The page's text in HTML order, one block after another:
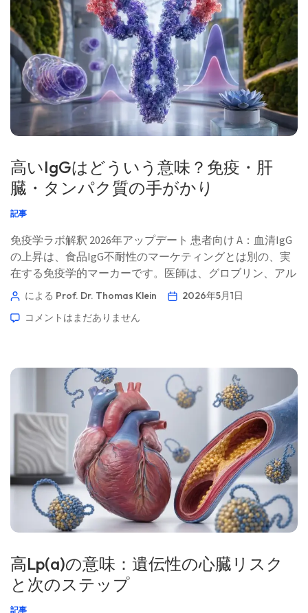
Hans Weber 教授の寄稿およびSarah Mitchell, MD, PhD（サ
ラ・ミッチェル博士）による医学的レビューを含みます。
主要著者 Thomas Klein, MD Kantesti AI 最高医療責任者
Thomas Klein博士は、 […]
高いIgGはどういう意味？免疫・肝
臓・タンパク質の手がかり
記事
免疫学ラボ解釈 2026年アップデート 患者向け A：血清IgG
の上昇は、食品IgG不耐性のマーケティングとは別の、実
在する免疫学的マーカーです。医師は、グロブリン、アル
ブミン、肝酵素、炎症マーカー、そして血清蛋白電気泳動
開：2026年5月1日 🩺 医学的レビュー：2026年5月1日 ✅
MD（医師）による指導のもとで執筆されました。Prof. Dr.
Hans Weberの寄稿およびSarah Mitchell, MD, PhDによる医
学的レビューを含みます。筆頭著者 Thomas Klein, MD 最
高医療責任者、Kantesti AI Thomas Kleinは、認定医（ボー
ド認定）です。[…]
による Prof. Dr. Thomas Klein
2026年5月1日
コメントはまだありません
高Lp(a)の意味：遺伝性の心臓リスク
と次のステップ
記事